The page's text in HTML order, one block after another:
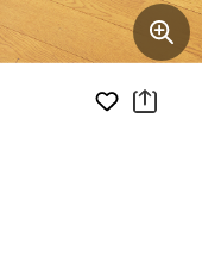
お気に入り